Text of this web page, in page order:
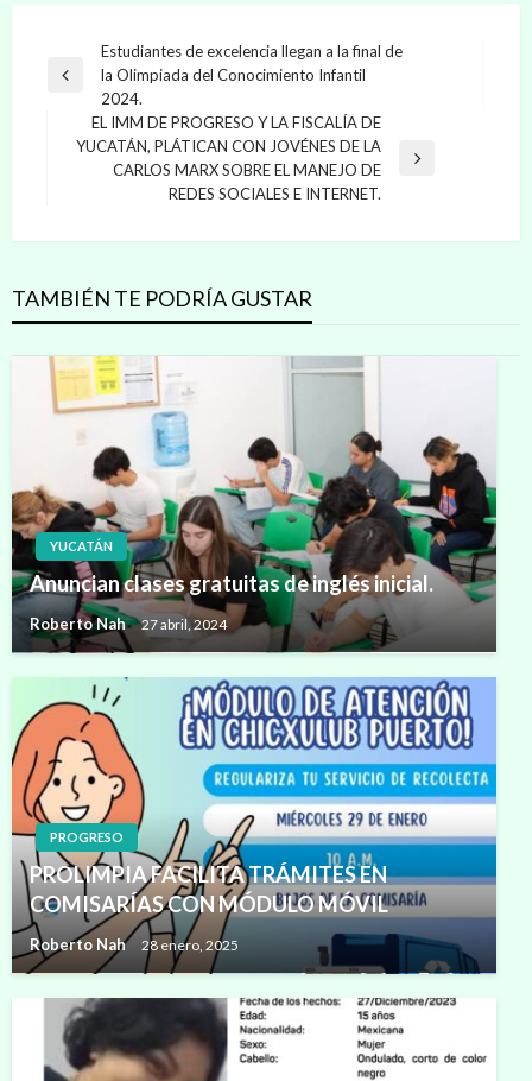
Navegación
de
entradas
Entrada
Estudiantes de excelencia llegan a la final de
la Olimpiada del Conocimiento Infantil
2024.
Entrada
EL IMM DE PROGRESO Y LA FISCALÍA DE
YUCATÁN, PLÁTICAN CON JOVÉNES DE LA
CARLOS MARX SOBRE EL MANEJO DE
REDES SOCIALES E INTERNET.
TAMBIÉN TE PODRÍA GUSTAR
YUCATÁN
Anuncian clases gratuitas de inglés inicial.
Roberto Nah 27 abril, 2024
PROGRESO
PROLIMPIA FACILITA TRÁMITES EN
COMISARÍAS CON MÓDULO MÓVIL
Roberto Nah 28 enero, 2025